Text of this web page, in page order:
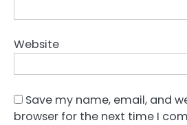
Website
Save my name, email, and
browser for the next time I